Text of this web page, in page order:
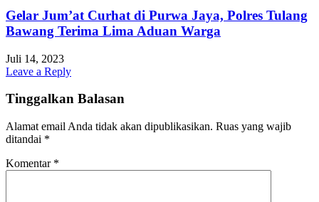
Gelar Jum’at Curhat di Purwa Jaya, Polres Tulang
Bawang Terima Lima Aduan Warga
Juli 14, 2023
Leave a Reply
Tinggalkan Balasan
Alamat email Anda tidak akan dipublikasikan. Ruas yang wajib
ditandai *
Komentar *